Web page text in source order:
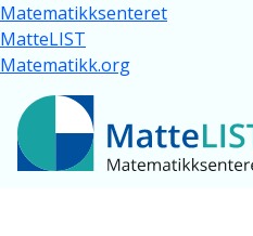
Hopp til hovedinnhold
Matematikksenteret
MatteLIST
Matematikk.org